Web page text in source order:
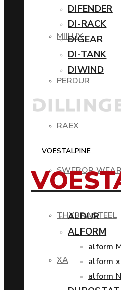
MIILUX
PERDUR
RAEX
SWEBOR
THYBRASTEEL
XAR
DIFENDER
DI-RACK
DIGEAR
DI-TANK
DIWIND
VOESTALPINE
ALDUR
ALFORM
alform
alform
alform